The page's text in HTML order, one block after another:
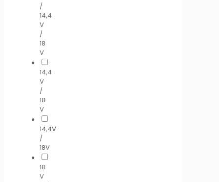
/
14,4
V
/
18
V
14,4
V
/
18
V
14,4V
/
18V
18
V